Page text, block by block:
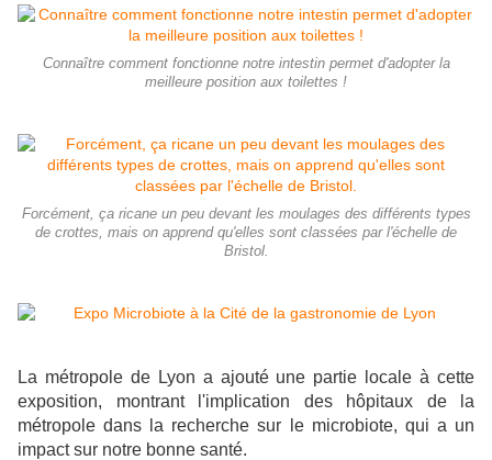
Connaître comment fonctionne notre intestin permet d'adopter la
meilleure position aux toilettes !
Forcément, ça ricane un peu devant les moulages des différents types
de crottes, mais on apprend qu'elles sont classées par l'échelle de
Bristol.
La métropole de Lyon a ajouté une partie locale à cette
exposition, montrant l'implication des hôpitaux de la
métropole dans la recherche sur le microbiote, qui a un
impact sur notre bonne santé.